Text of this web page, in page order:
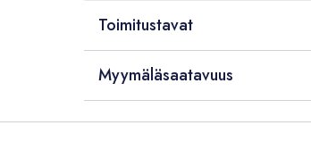
Toimitustavat
Myymäläsaatavuus